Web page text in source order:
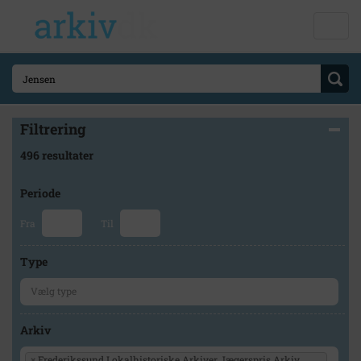
Filtrering
496 resultater
Periode
Fra Til
Type
Arkiv